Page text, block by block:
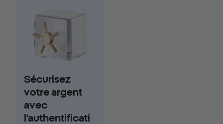
Sécurisez
votre argent
avec
l’authentificati